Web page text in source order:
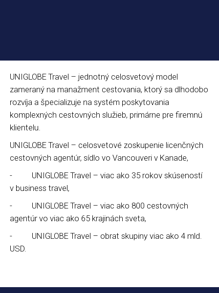
UNIGLOBE Travel – jednotný celosvetový model
zameraný na manažment cestovania, ktorý sa dlhodobo
rozvíja a špecializuje na systém poskytovania
komplexných cestovných služieb, primárne pre firemnú
klientelu.
UNIGLOBE Travel – celosvetové zoskupenie licenčných
cestovných agentúr, sídlo vo Vancouveri v Kanade,
- UNIGLOBE Travel – viac ako 35 rokov skúseností
v business travel,
- UNIGLOBE Travel – viac ako 800 cestovných
agentúr vo viac ako 65 krajinách sveta,
- UNIGLOBE Travel – obrat skupiny viac ako 4 mld.
USD.